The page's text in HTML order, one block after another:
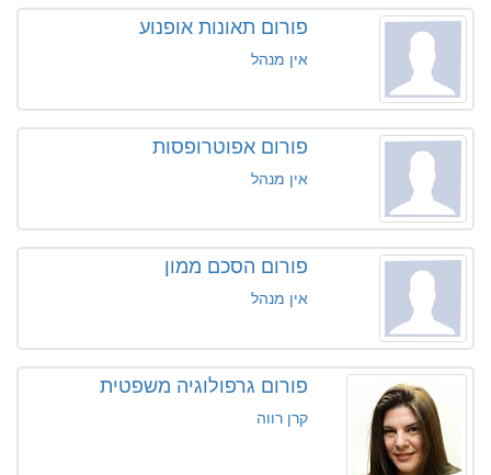
פורום תאונות אופנוע
אין מנהל
פורום אפוטרופסות
אין מנהל
פורום הסכם ממון
אין מנהל
פורום גרפולוגיה משפטית
קרן רווה